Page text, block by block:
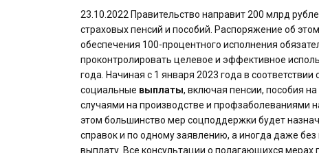
23.10.2022 Правительство направит 200 млрд
страховых пенсий и пособий. Распоряжение об
обеспечения 100-процентного исполнения
проконтролировать целевое и эффективное
года. Начиная с 1 января 2023 года в
социальные выплаты, включая пенсии, пособия
случаями на производстве и профзаболеваниями
этом большинство мер соцподдержки будет
справок и по одному заявлению, а иногда даже
выплату. Все консультации о полагающихся мерах